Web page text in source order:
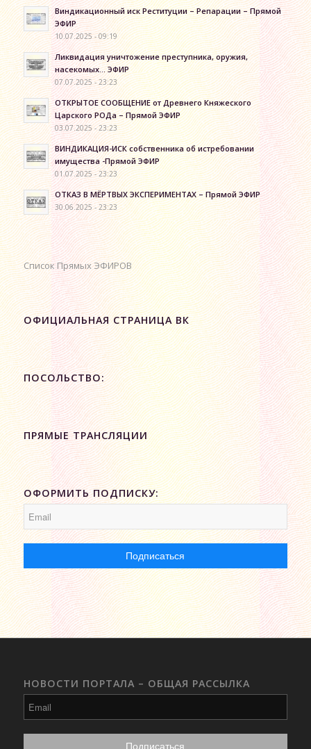
Виндикационный иск Реституции – Репарации – Прямой
ЭФИР
10.07.2025 - 09:19
Ликвидация уничтожение преступника, оружия,
насекомых… ЭФИР
07.07.2025 - 23:23
ОТКРЫТОЕ СООБЩЕНИЕ от Древнего Княжеского
Царского РОДа – Прямой ЭФИР
03.07.2025 - 23:23
ВИНДИКАЦИЯ-ИСК собственника об истребовании
имущества -Прямой ЭФИР
01.07.2025 - 23:23
ОТКАЗ В МЁРТВЫХ ЭКСПЕРИМЕНТАХ – Прямой ЭФИР
30.06.2025 - 23:23
Список Прямых ЭФИРОВ
ОФИЦИАЛЬНАЯ СТРАНИЦА ВК
ПОСОЛЬСТВО:
ПРЯМЫЕ ТРАНСЛЯЦИИ
ОФОРМИТЬ ПОДПИСКУ:
НОВОСТИ ПОРТАЛА – ОБЩАЯ РАССЫЛКА